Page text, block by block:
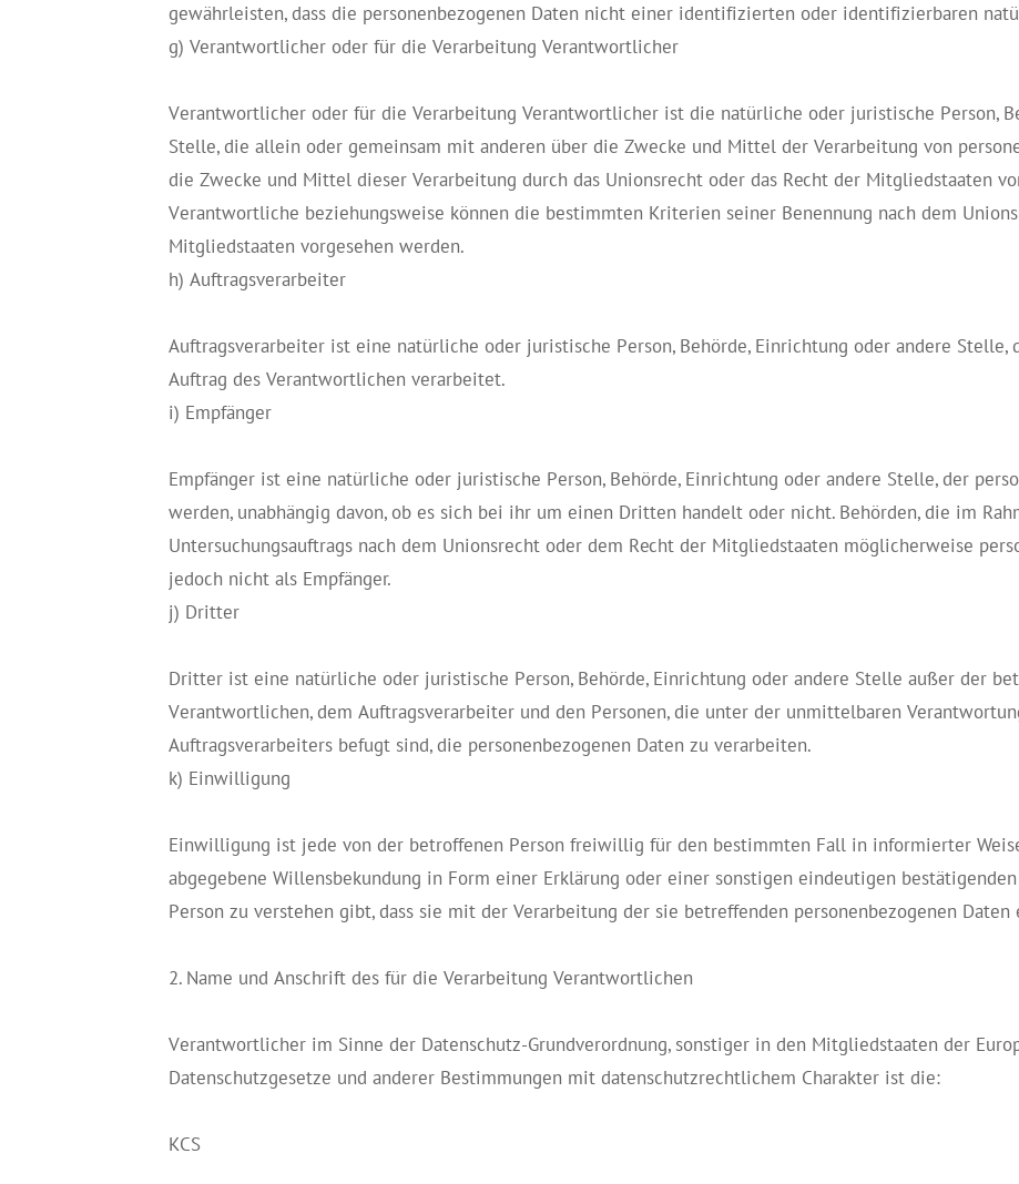
gewährleisten, dass die personenbezogenen Daten nicht einer identifizierten oder identifizierbaren
g) Verantwortlicher oder für die Verarbeitung Verantwortlicher
Verantwortlicher oder für die Verarbeitung Verantwortlicher ist die natürliche oder juristische Person,
Stelle, die allein oder gemeinsam mit anderen über die Zwecke und Mittel der Verarbeitung von
die Zwecke und Mittel dieser Verarbeitung durch das Unionsrecht oder das Recht der Mitgliedstaaten
Verantwortliche beziehungsweise können die bestimmten Kriterien seiner Benennung nach dem
Mitgliedstaaten vorgesehen werden.
h) Auftragsverarbeiter
Auftragsverarbeiter ist eine natürliche oder juristische Person, Behörde, Einrichtung oder andere Stelle,
Auftrag des Verantwortlichen verarbeitet.
i) Empfänger
Empfänger ist eine natürliche oder juristische Person, Behörde, Einrichtung oder andere Stelle, der
werden, unabhängig davon, ob es sich bei ihr um einen Dritten handelt oder nicht. Behörden, die im
Untersuchungsauftrags nach dem Unionsrecht oder dem Recht der Mitgliedstaaten möglicherweise
jedoch nicht als Empfänger.
j) Dritter
Dritter ist eine natürliche oder juristische Person, Behörde, Einrichtung oder andere Stelle außer der
Verantwortlichen, dem Auftragsverarbeiter und den Personen, die unter der unmittelbaren
Auftragsverarbeiters befugt sind, die personenbezogenen Daten zu verarbeiten.
k) Einwilligung
Einwilligung ist jede von der betroffenen Person freiwillig für den bestimmten Fall in informierter
abgegebene Willensbekundung in Form einer Erklärung oder einer sonstigen eindeutigen
Person zu verstehen gibt, dass sie mit der Verarbeitung der sie betreffenden personenbezogenen Daten
2. Name und Anschrift des für die Verarbeitung Verantwortlichen
Verantwortlicher im Sinne der Datenschutz-Grundverordnung, sonstiger in den Mitgliedstaaten der
Datenschutzgesetze und anderer Bestimmungen mit datenschutzrechtlichem Charakter ist die:
KCS